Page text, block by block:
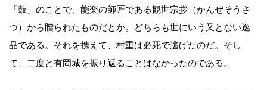
「鼓」のことで、能楽の師匠である観世宗拶（かんぜそうさ
つ）から贈られたものだとか。どちらも世にいう又とない逸
品である。それを携えて、村重は必死で逃げたのだ。そし
て、二度と有岡城を振り返ることはなかったのである。